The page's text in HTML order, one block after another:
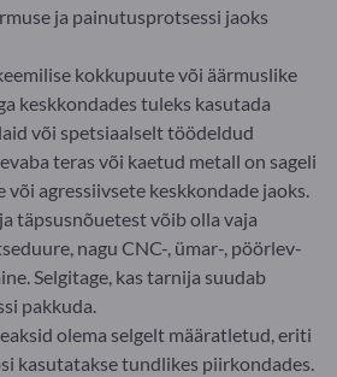
ja painutusprotsessi jaoks
kokkupuute või äärmuslike
keskkondades tuleks kasutada
või spetsiaalselt töödeldud
teras või kaetud metall on sageli
või agressiivsete keskkondade jaoks.
täpsusnõuetest võib olla vaja
nagu CNC-, ümar-, pöörlev-
Selgitage, kas tarnija suudab
pakkuda.
olema selgelt määratletud, eriti
kasutatakse tundlikes piirkondades.